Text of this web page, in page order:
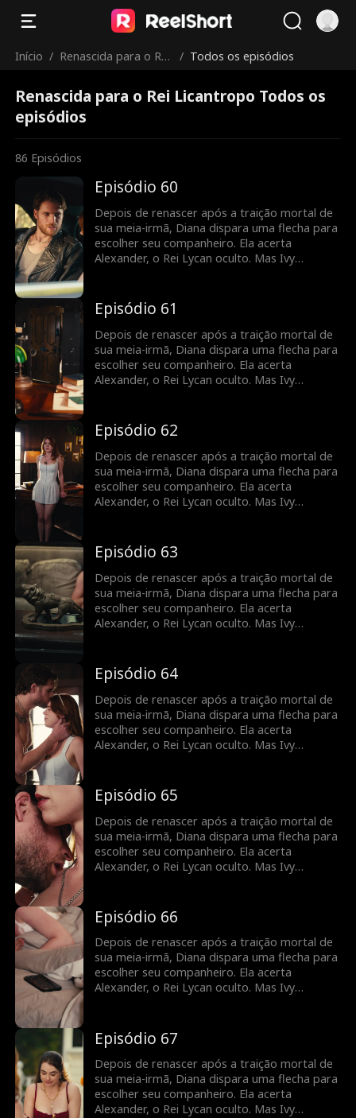
Início / Renascida para o Rei
/ Todos os episódios
Renascida para o Rei Licantropo Todos os
episódios
86 Episódios
Episódio 60
Depois de renascer após a traição mortal de
sua meia-irmã, Diana dispara uma flecha para
escolher seu companheiro. Ela acerta
Alexander, o Rei Lycan oculto. Mas Ivy
reescrever o próprio destino antes que seja
tarde demais.
Episódio 61
Depois de renascer após a traição mortal de
sua meia-irmã, Diana dispara uma flecha para
escolher seu companheiro. Ela acerta
Alexander, o Rei Lycan oculto. Mas Ivy
reescrever o próprio destino antes que seja
tarde demais.
Episódio 62
Depois de renascer após a traição mortal de
sua meia-irmã, Diana dispara uma flecha para
escolher seu companheiro. Ela acerta
Alexander, o Rei Lycan oculto. Mas Ivy
reescrever o próprio destino antes que seja
tarde demais.
Episódio 63
Depois de renascer após a traição mortal de
sua meia-irmã, Diana dispara uma flecha para
escolher seu companheiro. Ela acerta
Alexander, o Rei Lycan oculto. Mas Ivy
reescrever o próprio destino antes que seja
tarde demais.
Episódio 64
Depois de renascer após a traição mortal de
sua meia-irmã, Diana dispara uma flecha para
escolher seu companheiro. Ela acerta
Alexander, o Rei Lycan oculto. Mas Ivy
reescrever o próprio destino antes que seja
tarde demais.
Episódio 65
Depois de renascer após a traição mortal de
sua meia-irmã, Diana dispara uma flecha para
escolher seu companheiro. Ela acerta
Alexander, o Rei Lycan oculto. Mas Ivy
reescrever o próprio destino antes que seja
tarde demais.
Episódio 66
Depois de renascer após a traição mortal de
sua meia-irmã, Diana dispara uma flecha para
escolher seu companheiro. Ela acerta
Alexander, o Rei Lycan oculto. Mas Ivy
reescrever o próprio destino antes que seja
tarde demais.
Episódio 67
Depois de renascer após a traição mortal de
sua meia-irmã, Diana dispara uma flecha para
escolher seu companheiro. Ela acerta
Alexander, o Rei Lycan oculto. Mas Ivy